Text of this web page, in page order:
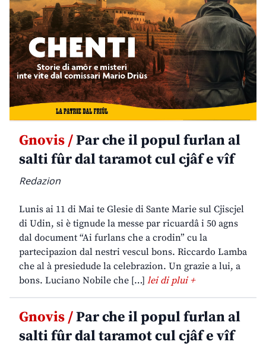
Gnovis /Par che il popul furlan al
salti fûr dal taramot cul cjâf e vîf
Redazion
Lunis ai 11 di Mai te Glesie di Sante Marie sul Cjiscjel
di Udin, si è tignude la messe par ricuardâ i 50 agns
dal document “Ai furlans che a crodin” cu la
partecipazion dal nestri vescul bons. Riccardo Lamba
che al à presiedude la celebrazion. Un grazie a lui, a
bons. Luciano Nobile che […] lei di plui +
Gnovis /Par che il popul furlan al
salti fûr dal taramot cul cjâf e vîf